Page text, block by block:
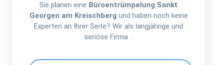
Sie planen eine Büroentrümpelung Sankt
Georgen am Kreischberg und haben noch keine
Experten an Ihrer Seite? Wir als langjährige und
seriöse Firma ..